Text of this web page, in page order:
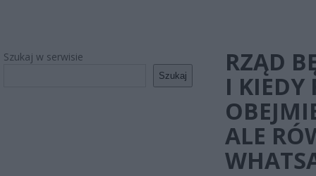
Szukaj w serwisie
Szukaj
RZĄD
I KIEDY
ALE